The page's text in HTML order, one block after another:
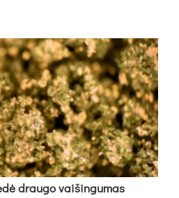
drau­go vai­šin­gu­mas